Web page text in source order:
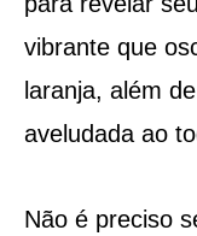
vibrante que
laranja, além
aveludada ao
Não é preciso